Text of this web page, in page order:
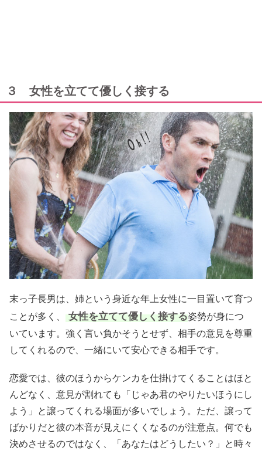
３ 女性を立てて優しく接する
末っ子長男は、姉という身近な年上女性に一目置いて育つ
ことが多く、
女性を立てて優しく接する姿勢が身につ
いています。強く言い負かそうとせず、相手の意見を尊重
してくれるので、一緒にいて安心できる相手です。
恋愛では、彼のほうからケンカを仕掛けてくることはほと
んどなく、意見が割れても「じゃあ君のやりたいほうにし
よう」と譲ってくれる場面が多いでしょう。ただ、譲って
ばかりだと彼の本音が見えにくくなるのが注意点。何でも
決めさせるのではなく、「あなたはどうしたい？」と時々